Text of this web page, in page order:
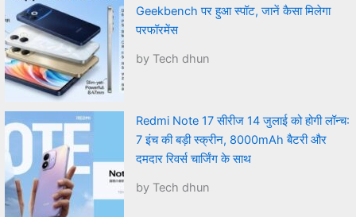
Geekbench पर हुआ स्पॉट, जानें कैसा मिलेगा
परफॉरमेंस
by Tech dhun
Redmi Note 17 सीरीज 14 जुलाई को होगी लॉन्च:
7 इंच की बड़ी स्क्रीन, 8000mAh बैटरी और
दमदार रिवर्स चार्जिंग के साथ
by Tech dhun